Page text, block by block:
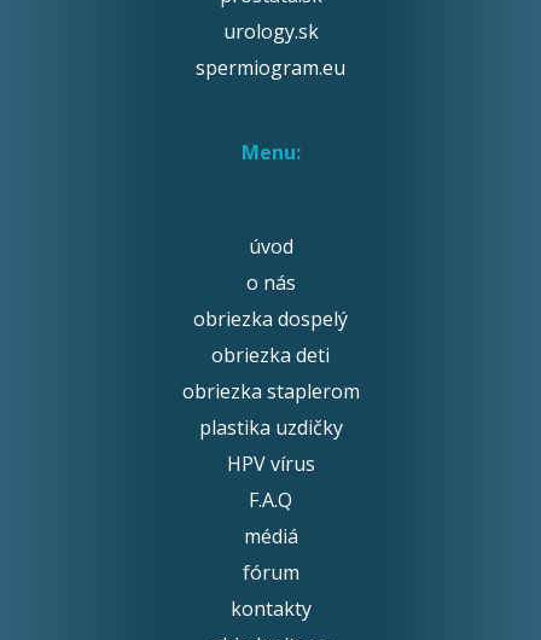
urology.sk
spermiogram.eu
Menu:
úvod
o nás
obriezka dospelý
obriezka deti
obriezka staplerom
plastika uzdičky
HPV vírus
F.A.Q
médiá
fórum
kontakty